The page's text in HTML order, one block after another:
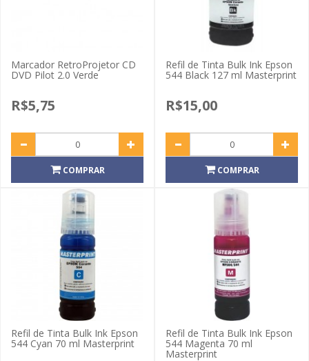
Marcador RetroProjetor CD
DVD Pilot 2.0 Verde
R$5,75
COMPRAR
Refil de Tinta Bulk Ink Epson
544 Black 127 ml Masterprint
R$15,00
COMPRAR
Refil de Tinta Bulk Ink Epson
544 Cyan 70 ml Masterprint
Refil de Tinta Bulk Ink Epson
544 Magenta 70 ml
Masterprint